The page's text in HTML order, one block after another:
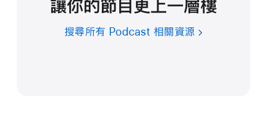
讓你的節目更上一層樓
搜尋所有 Podcast 相關資源